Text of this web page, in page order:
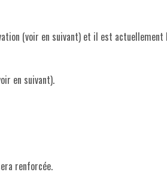
(voir en suivant) et il est actuellement
en suivant).
renforcée.